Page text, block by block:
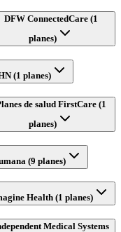
DFW ConnectedCare (1
planes)
(1 planes)
de salud FirstCare (1
planes)
(9 planes)
Health (1 planes)
Medical Systems